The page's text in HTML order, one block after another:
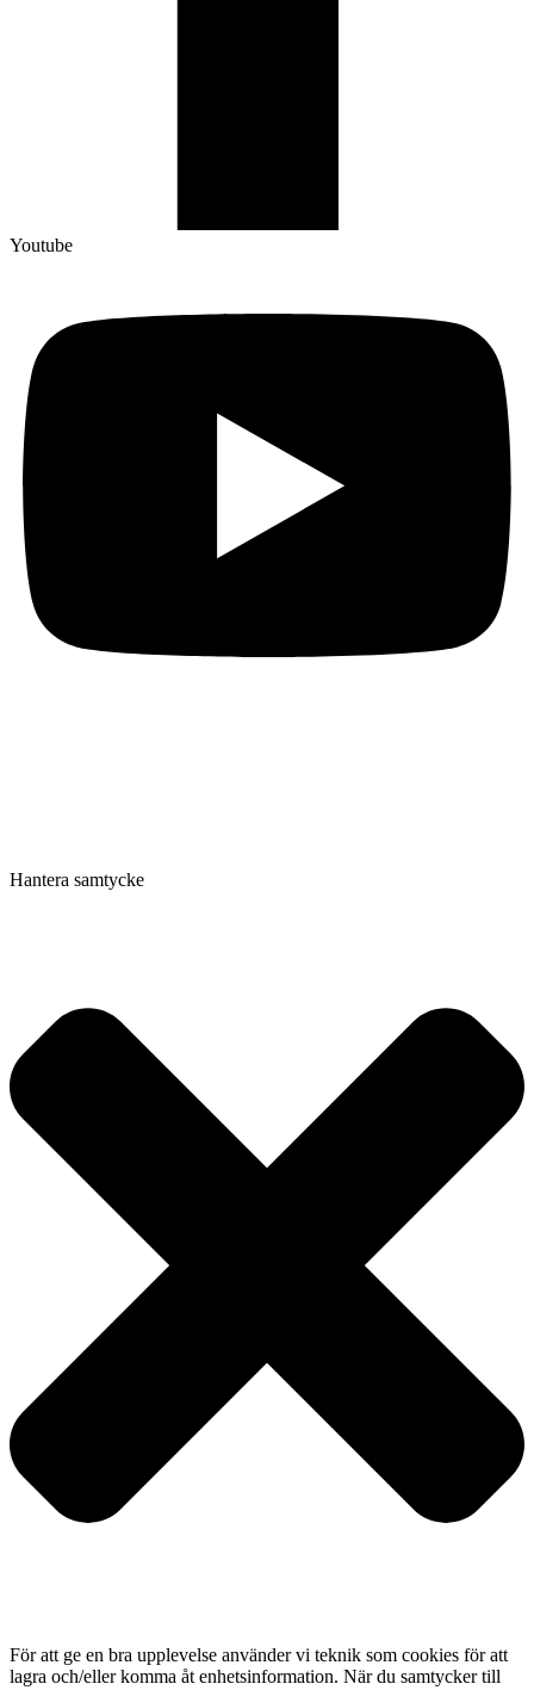
Youtube
Hantera samtycke
För att ge en bra upplevelse använder vi teknik som cookies för att
lagra och/eller komma åt enhetsinformation. När du samtycker till